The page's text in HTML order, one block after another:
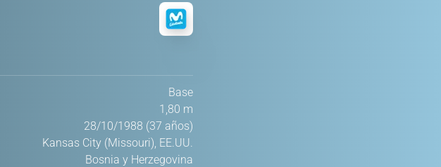
Base
1,80 m
28/10/1988 (37 años)
Kansas City (Missouri), EE.UU.
Bosnia y Herzegovina